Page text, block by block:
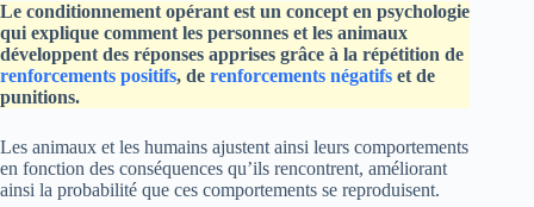
Le conditionnement opérant est un concept en psychologie
qui explique comment les personnes et les animaux
développent des réponses apprises grâce à la répétition de
renforcements positifs, de renforcements négatifs et de
punitions.
Les animaux et les humains ajustent ainsi leurs comportements
en fonction des conséquences qu’ils rencontrent, améliorant
ainsi la probabilité que ces comportements se reproduisent.